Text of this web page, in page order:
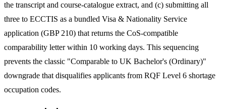
the transcript and course-catalogue extract, and (c) submitting all
three to ECCTIS as a bundled Visa & Nationality Service
application (GBP 210) that returns the CoS-compatible
comparability letter within 10 working days. This sequencing
prevents the classic "Comparable to UK Bachelor's (Ordinary)"
downgrade that disqualifies applicants from RQF Level 6 shortage
occupation codes.